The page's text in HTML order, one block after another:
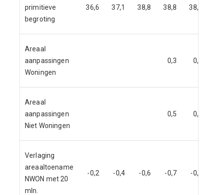
primitieve
begroting
36,6 37,1 38,8 38,8 38,8
Areaal
aanpassingen
Woningen
0,3 0,5
Areaal
aanpassingen
Niet Woningen
0,5 0,7
Verlaging
areaaltoename
NWON met 20
mln.
-0,2 -0,4 -0,6 -0,7 -0,9